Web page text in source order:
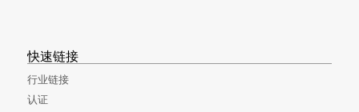
快速链接
行业链接
认证